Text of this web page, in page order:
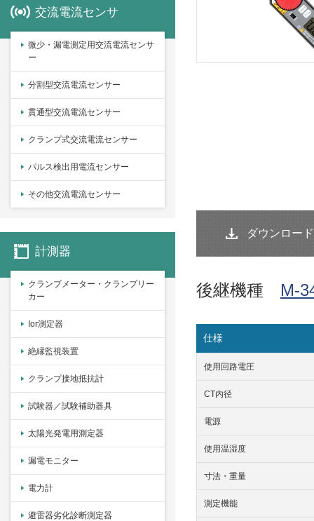
交流電流センサ
微少・漏電測定用交流電流センサ
ー
分割型交流電流センサー
貫通型交流電流センサー
クランプ式交流電流センサー
パルス検出用電流センサー
その他交流電流センサー
計測器
クランプメーター・クランプリー
カー
Ior測定器
絶縁監視装置
クランプ接地抵抗計
試験器／試験補助器具
太陽光発電用測定器
漏電モニター
電力計
避雷器劣化診断測定器
ダウンロード
後継機種 M-
仕様
使用回路電圧
CT内径
電源
使用温湿度
寸法・重量
測定機能